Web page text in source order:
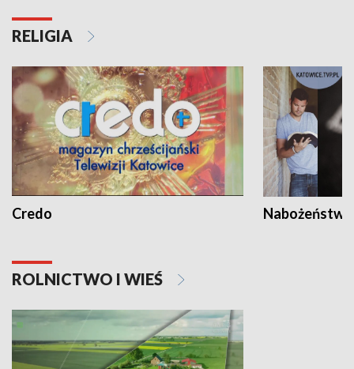
RELIGIA
Credo
ROLNICTWO I WIEŚ